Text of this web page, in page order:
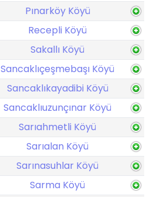
Pınarköy Köyü
Recepli Köyü
Sakallı Köyü
Sancaklıçeşmebaşı Köyü
Sancaklıkayadibi Köyü
Sancaklıuzunçınar Köyü
Sarıahmetli Köyü
Sarıalan Köyü
Sarınasuhlar Köyü
Sarma Köyü